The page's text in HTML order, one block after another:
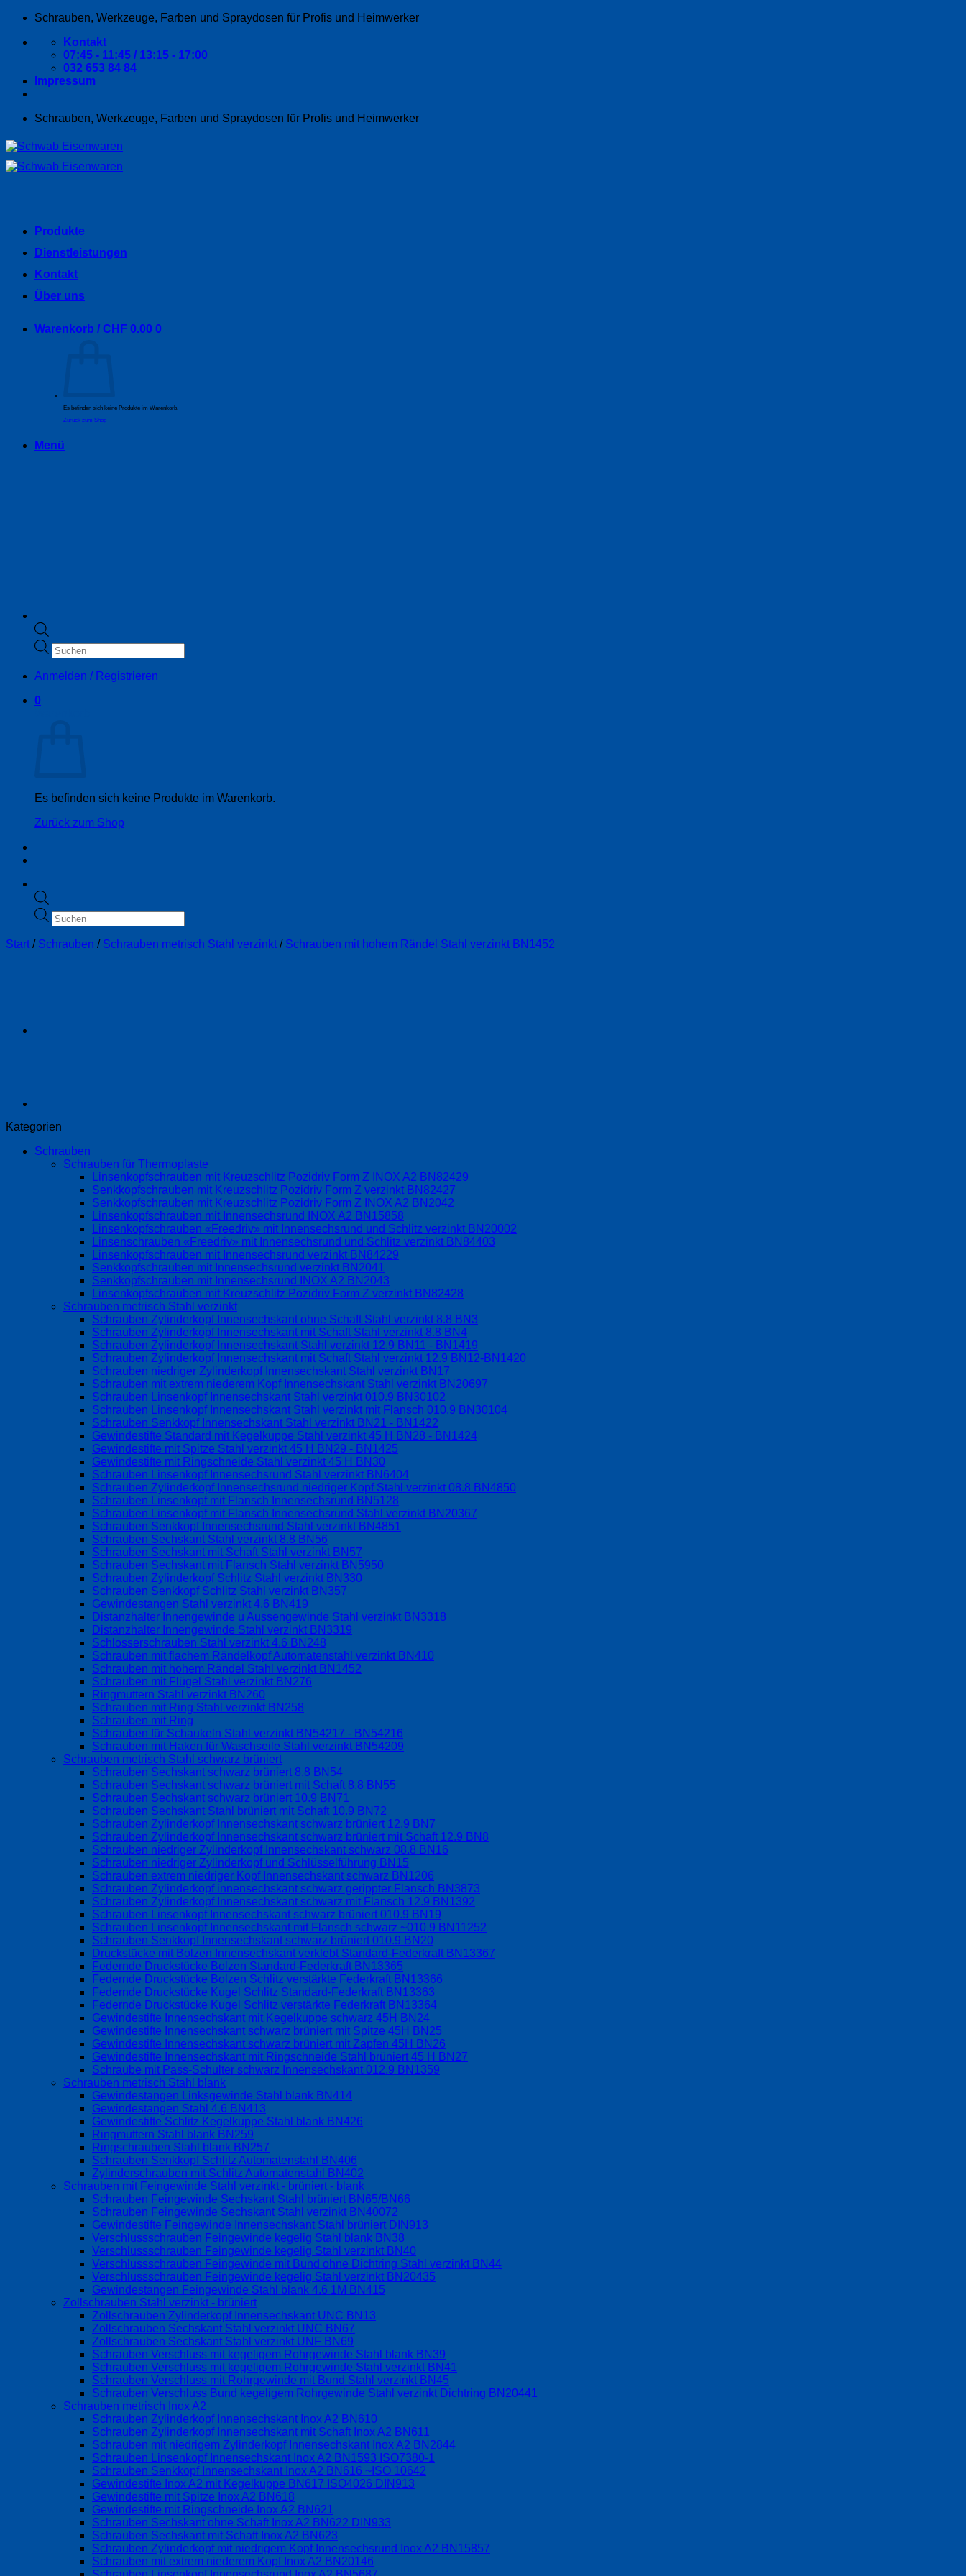
Zum
springen
Schrauben, Werkzeuge, Farben und Spraydosen für Profis und Heimwerker
Kontakt
07:45 - 11:45 / 13:15 - 17:00
032 653 84 84
Impressum
Schrauben, Werkzeuge, Farben und Spraydosen für Profis und Heimwerker
Products
search
Anmelden / Registrieren
0
Es befinden sich keine Produkte im Warenkorb.
Zurück zum Shop
Produkte
Dienstleistungen
Kontakt
Über uns
Warenkorb / CHF 0.00 0
Es befinden sich keine Produkte im Warenkorb.
Zurück zum Shop
Menü
Products
search
Start / Schrauben / Schrauben metrisch Stahl verzinkt / Schrauben mit hohem Rändel Stahl verzinkt BN1452
Kategorien
Schrauben
Schrauben für Thermoplaste
Linsenkopfschrauben mit Kreuzschlitz Pozidriv Form Z INOX A2 BN82429
Senkkopfschrauben mit Kreuzschlitz Pozidriv Form Z verzinkt BN82427
Senkkopfschrauben mit Kreuzschlitz Pozidriv Form Z INOX A2 BN2042
Linsenkopfschrauben mit Innensechsrund INOX A2 BN15858
Linsenkopfschrauben «Freedriv» mit Innensechsrund und Schlitz verzinkt BN20002
Linsenschrauben «Freedriv» mit Innensechsrund und Schlitz verzinkt BN84403
Linsenkopfschrauben mit Innensechsrund verzinkt BN84229
Senkkopfschrauben mit Innensechsrund verzinkt BN2041
Senkkopfschrauben mit Innensechsrund INOX A2 BN2043
Linsenkopfschrauben mit Kreuzschlitz Pozidriv Form Z verzinkt BN82428
Schrauben metrisch Stahl verzinkt
Schrauben Zylinderkopf Innensechskant ohne Schaft Stahl verzinkt 8.8 BN3
Schrauben Zylinderkopf Innensechskant mit Schaft Stahl verzinkt 8.8 BN4
Schrauben Zylinderkopf Innensechskant Stahl verzinkt 12.9 BN11 - BN1419
Schrauben Zylinderkopf Innensechskant mit Schaft Stahl verzinkt 12.9 BN12-BN1420
Schrauben niedriger Zylinderkopf Innensechskant Stahl verzinkt BN17
Schrauben mit extrem niederem Kopf Innensechskant Stahl verzinkt BN20697
Schrauben Linsenkopf Innensechskant Stahl verzinkt 010.9 BN30102
Schrauben Linsenkopf Innensechskant Stahl verzinkt mit Flansch 010.9 BN30104
Schrauben Senkkopf Innensechskant Stahl verzinkt BN21 - BN1422
Gewindestifte Standard mit Kegelkuppe Stahl verzinkt 45 H BN28 - BN1424
Gewindestifte mit Spitze Stahl verzinkt 45 H BN29 - BN1425
Gewindestifte mit Ringschneide Stahl verzinkt 45 H BN30
Schrauben Linsenkopf Innensechsrund Stahl verzinkt BN6404
Schrauben Zylinderkopf Innensechsrund niedriger Kopf Stahl verzinkt 08.8 BN4850
Schrauben Linsenkopf mit Flansch Innensechsrund BN5128
Schrauben Linsenkopf mit Flansch Innensechsrund Stahl verzinkt BN20367
Schrauben Senkkopf Innensechsrund Stahl verzinkt BN4851
Schrauben Sechskant Stahl verzinkt 8.8 BN56
Schrauben Sechskant mit Schaft Stahl verzinkt BN57
Schrauben Sechskant mit Flansch Stahl verzinkt BN5950
Schrauben Zylinderkopf Schlitz Stahl verzinkt BN330
Schrauben Senkkopf Schlitz Stahl verzinkt BN357
Gewindestangen Stahl verzinkt 4.6 BN419
Distanzhalter Innengewinde u Aussengewinde Stahl verzinkt BN3318
Distanzhalter Innengewinde Stahl verzinkt BN3319
Schlosserschrauben Stahl verzinkt 4.6 BN248
Schrauben mit flachem Rändelkopf Automatenstahl verzinkt BN410
Schrauben mit hohem Rändel Stahl verzinkt BN1452
Schrauben mit Flügel Stahl verzinkt BN276
Ringmuttern Stahl verzinkt BN260
Schrauben mit Ring Stahl verzinkt BN258
Schrauben mit Ring
Schrauben für Schaukeln Stahl verzinkt BN54217 - BN54216
Schrauben mit Haken für Waschseile Stahl verzinkt BN54209
Schrauben metrisch Stahl schwarz brüniert
Schrauben Sechskant schwarz brüniert 8.8 BN54
Schrauben Sechskant schwarz brüniert mit Schaft 8.8 BN55
Schrauben Sechskant schwarz brüniert 10.9 BN71
Schrauben Sechskant Stahl brüniert mit Schaft 10.9 BN72
Schrauben Zylinderkopf Innensechskant schwarz brüniert 12.9 BN7
Schrauben Zylinderkopf Innensechskant schwarz brüniert mit Schaft 12.9 BN8
Schrauben niedriger Zylinderkopf Innensechskant schwarz 08.8 BN16
Schrauben niedriger Zylinderkopf und Schlüsselführung BN15
Schrauben extrem niedriger Kopf Innensechskant schwarz BN1206
Schrauben Zylinderkopf innensechskant schwarz gerippter Flansch BN3873
Schrauben Zylinderkopf Innensechskant schwarz mit Flansch 12.9 BN1392
Schrauben Linsenkopf Innensechskant schwarz brüniert 010.9 BN19
Schrauben Linsenkopf Innensechskant mit Flansch schwarz ~010.9 BN11252
Schrauben Senkkopf Innensechskant schwarz brüniert 010.9 BN20
Druckstücke mit Bolzen Innensechskant verklebt Standard-Federkraft BN13367
Federnde Druckstücke Bolzen Standard-Federkraft BN13365
Federnde Druckstücke Bolzen Schlitz verstärkte Federkraft BN13366
Federnde Druckstücke Kugel Schlitz Standard-Federkraft BN13363
Federnde Druckstücke Kugel Schlitz verstärkte Federkraft BN13364
Gewindestifte Innensechskant mit Kegelkuppe schwarz 45H BN24
Gewindestifte Innensechskant schwarz brüniert mit Spitze 45H BN25
Gewindestifte Innensechskant schwarz brüniert mit Zapfen 45H BN26
Gewindestifte Innensechskant mit Ringschneide Stahl brüniert 45 H BN27
Schraube mit Pass-Schulter schwarz Innensechskant 012.9 BN1359
Schrauben metrisch Stahl blank
Gewindestangen Linksgewinde Stahl blank BN414
Gewindestangen Stahl 4.6 BN413
Gewindestifte Schlitz Kegelkuppe Stahl blank BN426
Ringmuttern Stahl blank BN259
Ringschrauben Stahl blank BN257
Schrauben Senkkopf Schlitz Automatenstahl BN406
Zylinderschrauben mit Schlitz Automatenstahl BN402
Schrauben mit Feingewinde Stahl verzinkt - brüniert - blank
Schrauben Feingewinde Sechskant Stahl brüniert BN65/BN66
Schrauben Feingewinde Sechskant Stahl verzinkt BN40072
Gewindestifte Feingewinde Innensechskant Stahl brüniert DIN913
Verschlussschrauben Feingewinde kegelig Stahl blank BN38
Verschlussschrauben Feingewinde kegelig Stahl verzinkt BN40
Verschlussschrauben Feingewinde mit Bund ohne Dichtring Stahl verzinkt BN44
Verschlussschrauben Feingewinde kegelig Stahl verzinkt BN20435
Gewindestangen Feingewinde Stahl blank 4.6 1M BN415
Zollschrauben Stahl verzinkt - brüniert
Zollschrauben Zylinderkopf Innensechskant UNC BN13
Zollschrauben Sechskant Stahl verzinkt UNC BN67
Zollschrauben Sechskant Stahl verzinkt UNF BN69
Schrauben Verschluss mit kegeligem Rohrgewinde Stahl blank BN39
Schrauben Verschluss mit kegeligem Rohrgewinde Stahl verzinkt BN41
Schrauben Verschluss mit Rohrgewinde mit Bund Stahl verzinkt BN45
Schrauben Verschluss Bund kegeligem Rohrgewinde Stahl verzinkt Dichtring BN20441
Schrauben metrisch Inox A2
Schrauben Zylinderkopf Innensechskant Inox A2 BN610
Schrauben Zylinderkopf Innensechskant mit Schaft Inox A2 BN611
Schrauben mit niedrigem Zylinderkopf Innensechskant Inox A2 BN2844
Schrauben Linsenkopf Innensechskant Inox A2 BN1593 ISO7380-1
Schrauben Senkkopf Innensechskant Inox A2 BN616 ~ISO 10642
Gewindestifte Inox A2 mit Kegelkuppe BN617 ISO4026 DIN913
Gewindestifte mit Spitze Inox A2 BN618
Gewindestifte mit Ringschneide Inox A2 BN621
Schrauben Sechskant ohne Schaft Inox A2 BN622 DIN933
Schrauben Sechskant mit Schaft Inox A2 BN623
Schrauben Zylinderkopf mit niedrigem Kopf Innensechsrund Inox A2 BN15857
Schrauben mit extrem niederem Kopf Inox A2 BN20146